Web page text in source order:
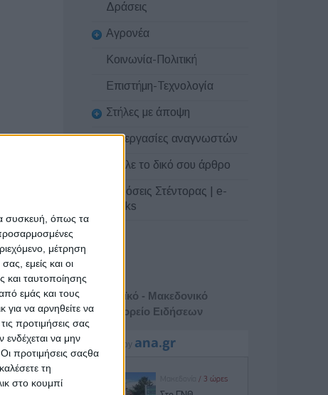
συσκευή, όπως τα
μέτρηση
εμείς και οι
και ταυτοποίησης
εμάς και τους
να αρνηθείτε να
προτιμήσεις σας
να μην
προτιμήσεις σαςθα
τη
στο κουμπί
Δράσεις
Αγρονέα
Κοινωνία-Πολιτική
Επιστήμη-Τεχνολογία
Στήλες με άποψη
Συνεργασίες αναγνωστών
Στείλε το δικό σου άρθρο
Εκδόσεις Στέντορας | e-
books
Αθηναϊκό - Μακεδονικό
Πρακτορείο Ειδήσεων